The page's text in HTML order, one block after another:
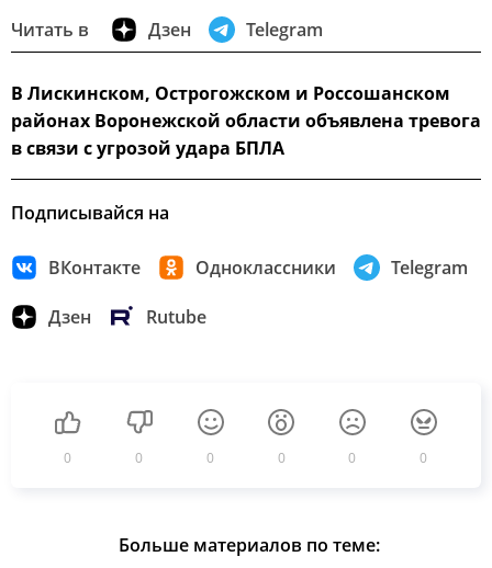
Читать в Дзен Telegram
В Лискинском, Острогожском и Россошанском
районах Воронежской области объявлена тревога
в связи с угрозой удара БПЛА
Подписывайся на
ВКонтакте Одноклассники Telegram
Дзен Rutube
0 0 0 0 0 0
Больше материалов по теме: